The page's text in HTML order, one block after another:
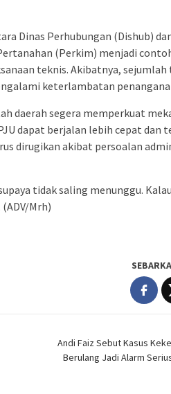
Dinas Perhubungan (Dishub)
(Perkim) menjadi
teknis. Akibatnya,
keterlambatan
daerah segera memperkuat
dapat berjalan lebih cepat dan
dirugikan akibat persoalan
tidak saling menunggu.
Mrh)
Andi Faiz Sebut Kasus
Berulang Jadi Alarm